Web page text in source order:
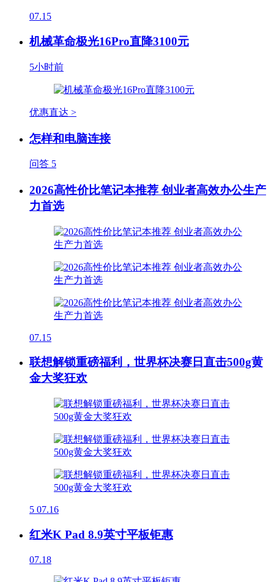
07.15
机械革命极光16Pro直降3100元
5小时前
优惠直达 >
怎样和电脑连接
问答 5
2026高性价比笔记本推荐 创业者高效办公生产
力首选
07.15
联想解锁重磅福利，世界杯决赛日直击500g黄
金大奖狂欢
5 07.16
红米K Pad 8.9英寸平板钜惠
07.18